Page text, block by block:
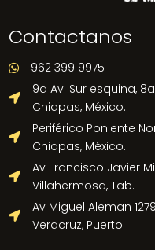
Contactanos
 962 399 9975

9a Av. Sur esquina,
Chiapas, México.

Periférico Poniente
Chiapas, México.

Av Francisco Javier
Villahermosa, Tab.

Av Miguel Aleman
Veracruz, Puerto